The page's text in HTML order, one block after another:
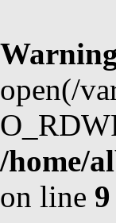
open(/
/home/
on line 9